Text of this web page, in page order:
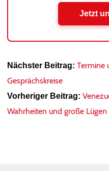
Jetzt
Nächster Beitrag: Termine
Gesprächskreise
Vorheriger Beitrag:
Wahrheiten und große Lügen